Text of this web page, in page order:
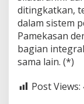
ditingkatkan,
dalam sistem
Pamekasan
bagian
sama lain. (*)
Post Views: